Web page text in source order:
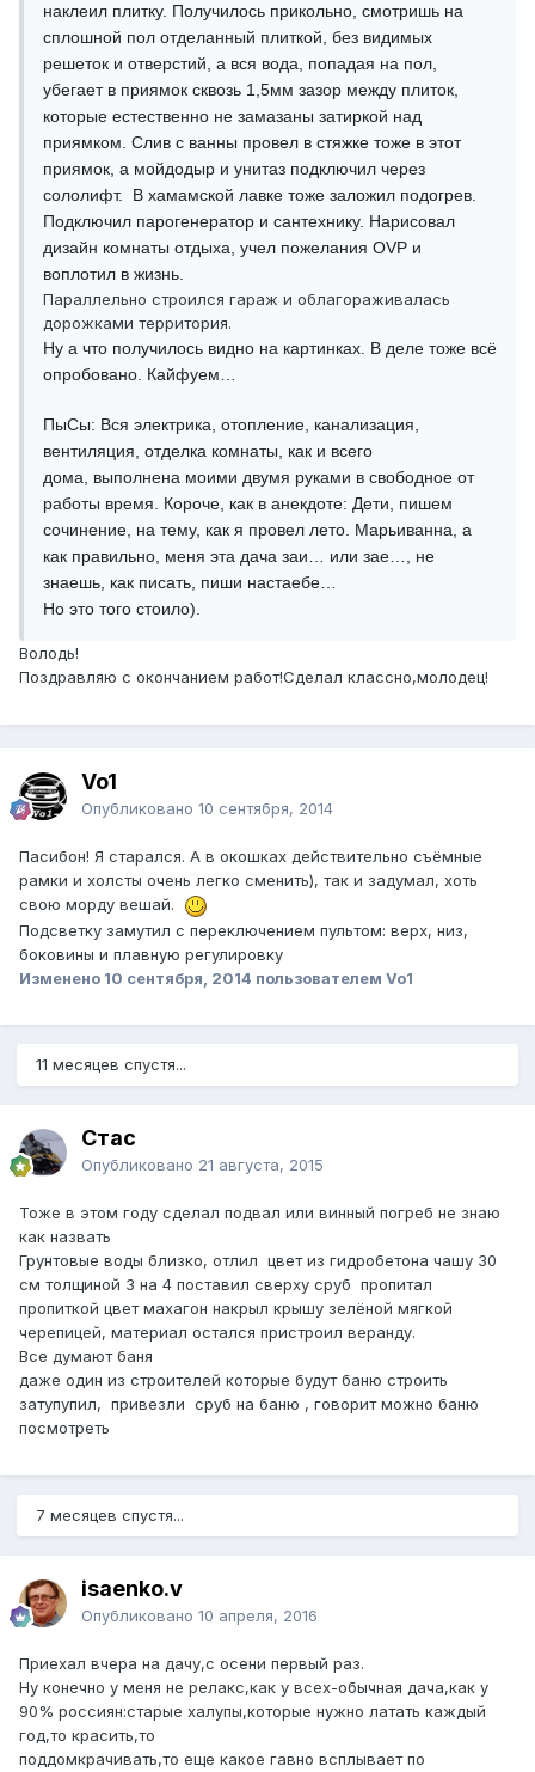
наклеил плитку. Получилось прикольно, смотришь на
сплошной пол отделанный плиткой, без видимых
решеток и отверстий, а вся вода, попадая на пол,
убегает в приямок сквозь 1,5мм зазор между плиток,
которые естественно не замазаны затиркой над
приямком. Слив с ванны провел в стяжке тоже в этот
приямок, а мойдодыр и унитаз подключил через
сололифт. В хамамской лавке тоже заложил подогрев.
Подключил парогенератор и сантехнику. Нарисовал
дизайн комнаты отдыха, учел пожелания OVP и
воплотил в жизнь.
Параллельно строился гараж и облагораживалась
дорожками территория.
Ну а что получилось видно на картинках. В деле тоже всё
опробовано. Кайфуем…
ПыСы: Вся электрика, отопление, канализация,
вентиляция, отделка комнаты, как и всего
дома, выполнена моими двумя руками в свободное от
работы время. Короче, как в анекдоте: Дети, пишем
сочинение, на тему, как я провел лето. Марьиванна, а
как правильно, меня эта дача заи… или зае…, не
знаешь, как писать, пиши настаебе…
Но это того стоило).
Володь!
Поздравляю с окончанием работ!Сделал классно,молодец!
Vo1
Опубликовано 10 сентября, 2014
Пасибон! Я старался. А в окошках действительно съёмные
рамки и холсты очень легко сменить), так и задумал, хоть
свою морду вешай.
Подсветку замутил с переключением пультом: верх, низ,
боковины и плавную регулировку
Изменено 10 сентября, 2014 пользователем Vo1
11 месяцев спустя...
Стас
Опубликовано 21 августа, 2015
Тоже в этом году сделал подвал или винный погреб не знаю
как назвать
Грунтовые воды близко, отлил цвет из гидробетона чашу 30
см толщиной 3 на 4 поставил сверху сруб пропитал
пропиткой цвет махагон накрыл крышу зелёной мягкой
черепицей, материал остался пристроил веранду.
Все думают баня
даже один из строителей которые будут баню строить
затупупил, привезли сруб на баню , говорит можно баню
посмотреть
7 месяцев спустя...
isaenko.v
Опубликовано 10 апреля, 2016
Приехал вчера на дачу,с осени первый раз.
Ну конечно у меня не релакс,как у всех-обычная дача,как у
90% россиян:старые халупы,которые нужно латать каждый
год,то красить,то
поддомкрачивать,то еще какое гавно всплывает по